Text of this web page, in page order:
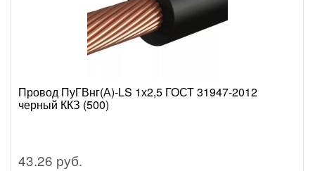
Провод ПуГВнг(А)-LS 1х2,5 ГОСТ 31947-2012
черный ККЗ (500)
43.26 руб.